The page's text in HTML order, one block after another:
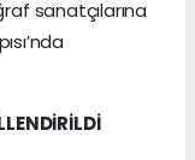
sanatçılarına